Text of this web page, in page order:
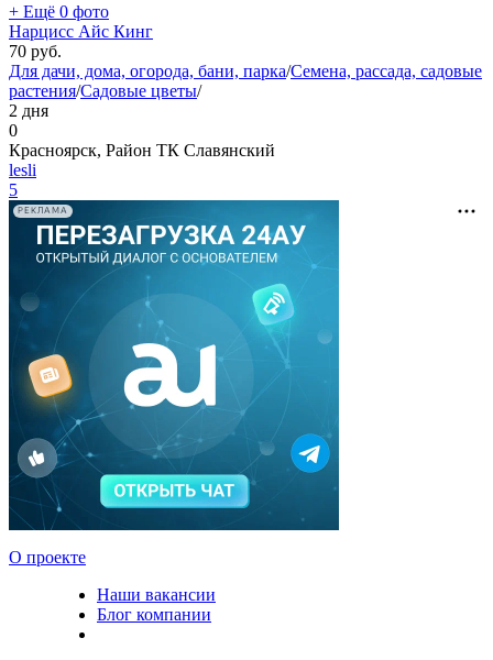
+ Ещё 0 фото
Нарцисс Айс Кинг
70 руб.
Для дачи, дома, огорода, бани, парка/Семена, рассада, садовые
растения/Садовые цветы/
2 дня
0
Красноярск, Район ТК Славянский
lesli
5
РЕКЛАМА
О проекте
Наши вакансии
Блог компании